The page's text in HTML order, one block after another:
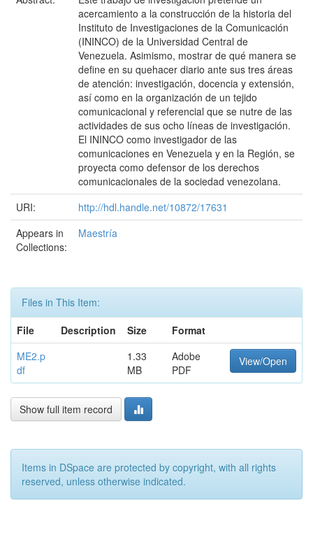
acercamiento a la construcción de la historia del
Instituto de Investigaciones de la Comunicación
(ININCO) de la Universidad Central de
Venezuela. Asimismo, mostrar de qué manera se
define en su quehacer diario ante sus tres áreas
de atención: investigación, docencia y extensión,
así como en la organización de un tejido
comunicacional y referencial que se nutre de las
actividades de sus ocho líneas de investigación.
El ININCO como investigador de las
comunicaciones en Venezuela y en la Región, se
proyecta como defensor de los derechos
comunicacionales de la sociedad venezolana.
URI:
http://hdl.handle.net/10872/17631
Appears in
Collections:
Maestría
Files in This Item:
File
Description Size
Format
ME2.p
df
1.33
MB
Adobe
PDF
View/Open
Show full item record
Items in DSpace are protected by copyright, with all rights
reserved, unless otherwise indicated.